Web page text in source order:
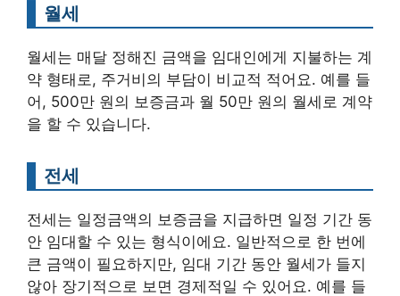
월세
월세는 매달 정해진 금액을 임대인에게 지불하는 계
약 형태로, 주거비의 부담이 비교적 적어요. 예를 들
어, 500만 원의 보증금과 월 50만 원의 월세로 계약
을 할 수 있습니다.
전세
전세는 일정금액의 보증금을 지급하면 일정 기간 동
안 임대할 수 있는 형식이에요. 일반적으로 한 번에
큰 금액이 필요하지만, 임대 기간 동안 월세가 들지
않아 장기적으로 보면 경제적일 수 있어요. 예를 들